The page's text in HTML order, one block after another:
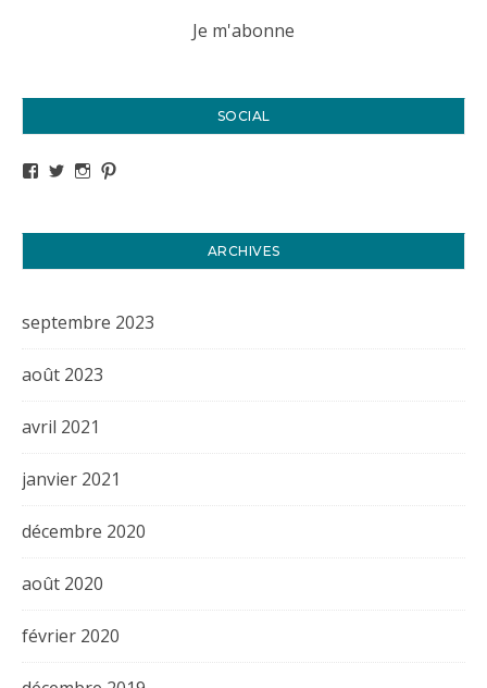
SOCIAL
Voir le profil de titval35 sur Facebook
Voir le profil de titval35 sur Twitter
Voir le profil de titval35 sur Instagram
ARCHIVES
septembre 2023
août 2023
avril 2021
janvier 2021
décembre 2020
août 2020
février 2020